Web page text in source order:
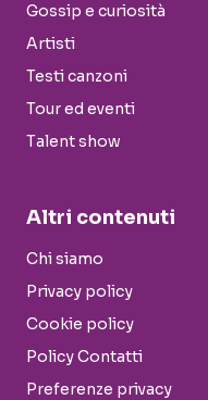
Gossip e curiosità
Artisti
Testi canzoni
Tour ed eventi
Talent show
Altri contenuti
Chi siamo
Privacy policy
Cookie policy
Policy Contatti
Preferenze privacy